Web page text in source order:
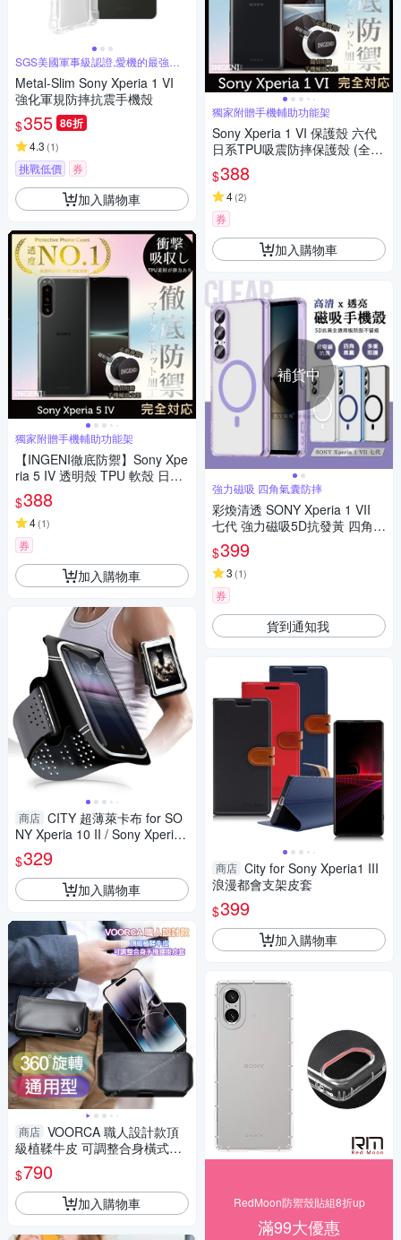
SGS美國軍事級認證,愛機的最強守
Metal-Slim Sony Xperia 1 VI
強化軍規防摔抗震手機殼
$355 86折
4.3 (1)
挑戰低價 券
加入購物車
獨家附贈手機輔助功能架
【INGENI徹底防禦】Sony Xpe
ria 5 IV 透明殼 TPU 軟殼 日系
全軟式TPU吸震防摔保護殼
$388
4(1)
券
加入購物車
商店 CITY 超薄萊卡布 for SO
NY Xperia 10 II / Sony Xperia
1 II 防潑透氣手機運動臂套
$329
加入購物車
商店 VOORCA 職人設計款頂
級植鞣牛皮 可調整合身橫式腰
掛皮套for SONY Xperia 1 IV/ 1
III / 1 II
$790
加入購物車
獨家附贈手機輔助功能架
Sony Xperia 1 VI 保護殼 六代
日系TPU吸震防摔保護殼 (全軟
式) 【INGENI徹底防禦】
$388
4(2)
券
加入購物車
補貨中
強力磁吸 四角氣囊防摔
彩煥清透 SONY Xperia 1 VII
七代 強力磁吸5D抗發黃 四角氣
囊防摔軟邊手機殼
$399
3 (1)
券
貨到通知我
商店 City for Sony Xperia1 III
浪漫都會支架皮套
$399
加入購物車
RedMoon防禦殼貼組8折up
滿99大優惠